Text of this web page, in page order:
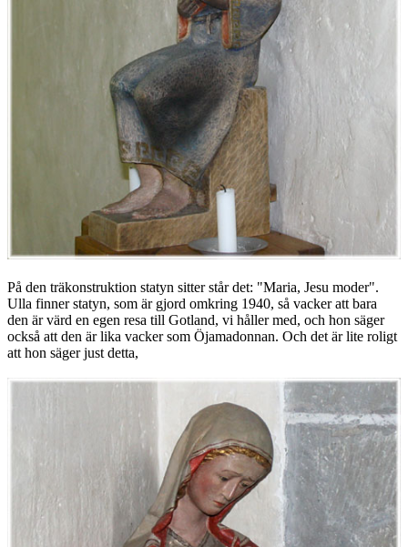
På den träkonstruktion statyn sitter står det: "Maria, Jesu moder".
Ulla finner statyn, som är gjord omkring 1940, så vacker att bara
den är värd en egen resa till Gotland, vi håller med, och hon säger
också att den är lika vacker som Öjamadonnan. Och det är lite roligt
att hon säger just detta,